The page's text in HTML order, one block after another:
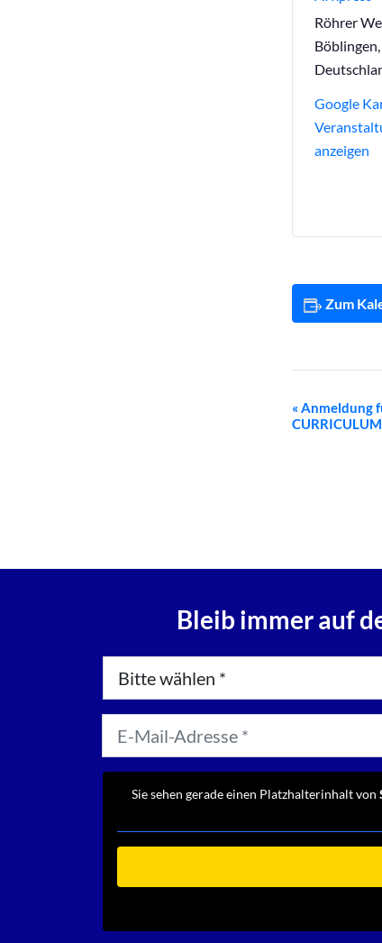
Röhrer
Böblingen,
Google
anzeigen
Zum
«Anmeldung
Bleib immer auf
Sie sehen gerade einen Platzhalterinhalt von